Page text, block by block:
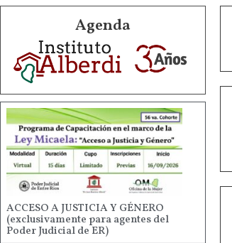
Agenda
ACCESO A JUSTICIA Y GÉNERO
(exclusivamente para agentes del
Poder Judicial de ER)